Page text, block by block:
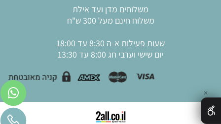
משלוחים מדן ועד אילת
משלוח חינם מעל 300 ש"ח
שעות פעילות א-ה 8:30 עד 18:00
יום שישי וערבי חג 8:00 עד 13:30
✕